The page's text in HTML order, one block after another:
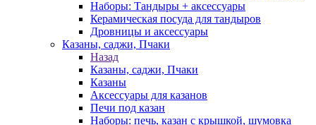
Наборы: Тандыры + аксессуары
Керамическая посуда для тандыров
Дровницы и аксессуары
Казаны, саджи, Пчаки
Назад
Казаны, саджи, Пчаки
Казаны
Аксессуары для казанов
Печи под казан
Наборы: печь, казан с крышкой, шумовка